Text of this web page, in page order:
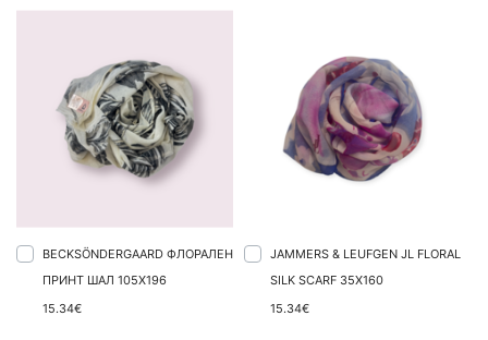
BECKSÖNDERGAARD ФЛОРАЛЕН
ПРИНТ ШАЛ 105X196
15.34€
JAMMERS & LEUFGEN JL FLORAL
SILK SCARF 35X160
15.34€